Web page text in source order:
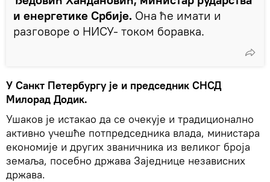
и енергетике Србије. Она ће имати и
разговоре о НИСУ- током боравка.
У Санкт Петербургу је и председник СНСД
Милорад Додик.
Ушаков је истакао да се очекује и традиционално
активно учешће потпредседника влада, министара
економије и других званичника из великог броја
земаља, посебно држава Заједнице независних
држава.